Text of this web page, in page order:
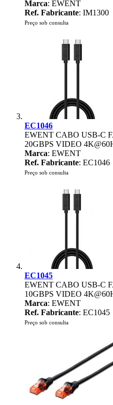
Marca: EWENT
Ref. Fabricante: IM1300
Preço sob consulta
EC1046
EWENT CABO USB-C
20GBPS VIDEO
Marca: EWENT
Ref. Fabricante: EC1046
Preço sob consulta
EC1045
EWENT CABO USB-C
10GBPS VIDEO
Marca: EWENT
Ref. Fabricante: EC1045
Preço sob consulta